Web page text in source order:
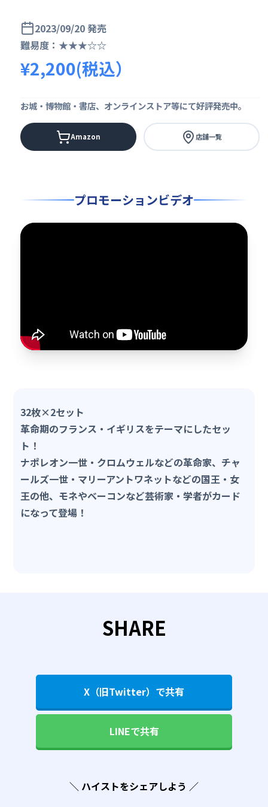
2023/09/20 発売
難易度：★★★☆☆
¥2,200(税込）
お城・博物館・書店、オンラインストア等にて好評発売中。
Amazon 店舗一覧
プロモーションビデオ
32枚×2セット
革命期のフランス・イギリスをテーマにしたセッ
ト！
ナポレオン一世・クロムウェルなどの革命家、チャ
ールズ一世・マリーアントワネットなどの国王・女
王の他、モネやベーコンなど芸術家・学者がカード
になって登場！
SHARE
X（旧Twitter）で共有
LINEで共有
＼ ハイストをシェアしよう ／